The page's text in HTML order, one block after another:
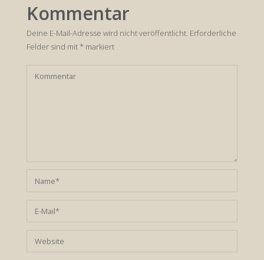
Kommentar
Deine E-Mail-Adresse wird nicht veröffentlicht. Erforderliche
Felder sind mit*markiert